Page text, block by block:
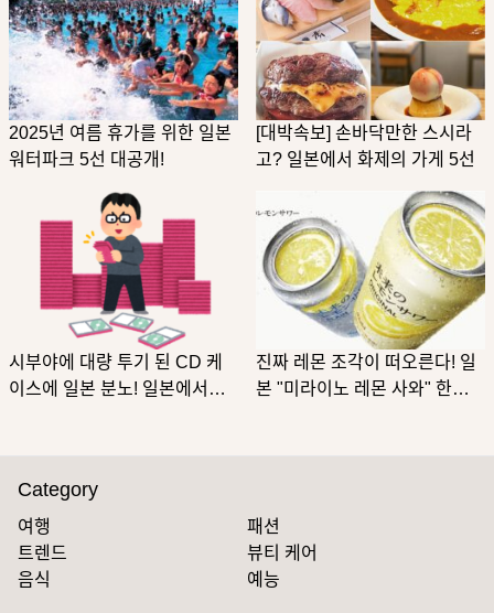
2025년 여름 휴가를 위한 일본
워터파크 5선 대공개!
[대박속보] 손바닥만한 스시라
고? 일본에서 화제의 가게 5선
시부야에 대량 투기 된 CD 케
이스에 일본 분노! 일본에서는
진짜 레몬 조각이 떠오른다! 일
본 "미라이노 레몬 사와" 한정
Category
여행
패션
트렌드
뷰티 케어
음식
예능